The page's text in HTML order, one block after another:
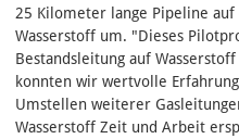
25 Kilometer lange Pipeline
Wasserstoff um. "Dieses
Bestandsleitung auf
konnten wir wertvolle
Umstellen weiterer
Wasserstoff Zeit und Arbeit